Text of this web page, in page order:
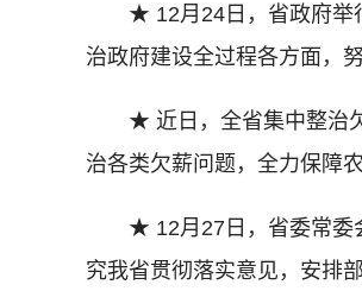
★ 12月24日，省政府举行
治政府建设全过程各方面，
★ 近日，全省集中整治欠
治各类欠薪问题，全力保障
★ 12月27日，省委常委会
究我省贯彻落实意见，安排